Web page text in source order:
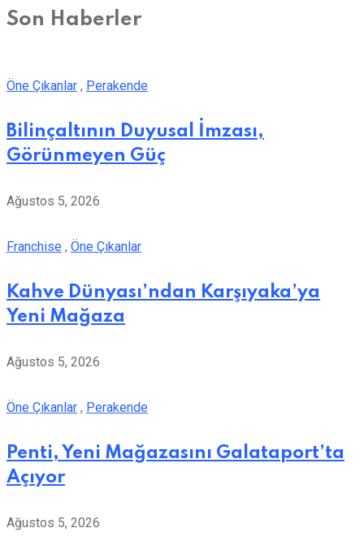
Son Haberler
Öne Çıkanlar , Perakende
Bilinçaltının Duyusal İmzası,
Görünmeyen Güç
Ağustos 5, 2026
Franchise , Öne Çıkanlar
Kahve Dünyası’ndan Karşıyaka’ya
Yeni Mağaza
Ağustos 5, 2026
Öne Çıkanlar , Perakende
Penti, Yeni Mağazasını Galataport’ta
Açıyor
Ağustos 5, 2026